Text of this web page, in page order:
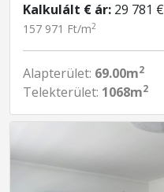
Kalkulált € ár: 29 781 €
157 971 Ft/m2
Alapterület: 69.00m2
Telekterület: 1068m2